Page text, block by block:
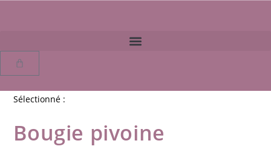
Sélectionné :
Bougie pivoine